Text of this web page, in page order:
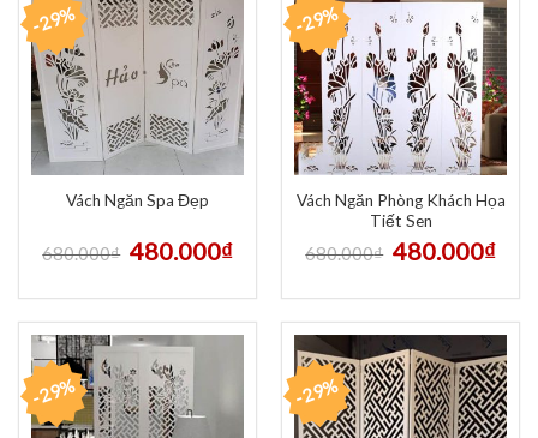
-29%
Vách Ngăn Spa Đẹp
680.000₫ 480.000₫
-29%
Vách Ngăn Phòng Khách Họa
Tiết Sen
680.000₫ 480.000₫
-29% -29%